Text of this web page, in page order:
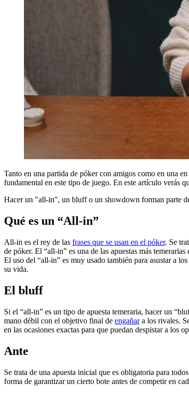
Tanto en una partida de póker con amigos como en una
fundamental en este tipo de juego. En este artículo verás
Hacer un "all-in", un bluff o un showdown forman parte
Qué es un “All-in”
All-in es el rey de las frases que se usan en el póker. Se
de póker. El “all-in” es una de las apuestas más
El uso del “all-in” es muy usado también para asustar a
su vida.
El bluff
Si el “all-in” es un tipo de apuesta temeraria, hacer un
mano débil con el objetivo final de engañara los rivales.
en las ocasiones exactas para que puedan despistar a los
Ante
Se trata de una apuesta inicial que es obligatoria para
forma de garantizar un cierto bote antes de competir en